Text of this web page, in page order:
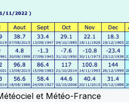
et Météo-France